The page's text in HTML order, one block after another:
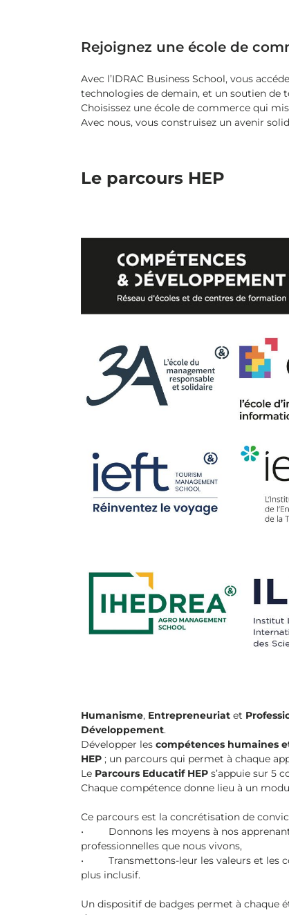
Rejoignez une école de
Avec l’IDRAC Business School, vous
technologies de demain, et un soutien de
Choisissez une école de commerce qui
Avec nous, vous construisez un avenir
Le parcours HEP
Humanisme, Entrepreneuriat et
Développement.
Développer les compétences humaines
HEP ; un parcours qui permet à chaque
Le Parcours Educatif HEP s’appuie sur 5
Chaque compétence donne lieu à un
Ce parcours est la concrétisation de
• Donnons les moyens à nos
professionnelles que nous vivons,
• Transmettons-leur les valeurs et les
plus inclusif.
Un dispositif de badges permet à chaque